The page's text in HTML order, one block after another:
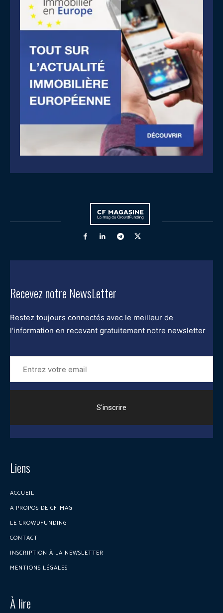
Recevez notre NewsLetter
Restez toujours connectés avec le meilleur de
l'information en recevant gratuitement notre newsletter
Entrez
votre
email
Liens
ACCUEIL
A PROPOS DE CF-MAG
LE CROWDFUNDING
CONTACT
INSCRIPTION À LA NEWSLETTER
MENTIONS LÉGALES
À lire